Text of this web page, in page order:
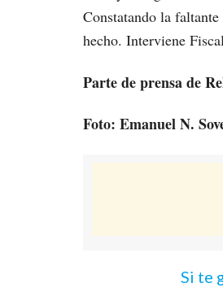
Constatando la
hecho. Interviene
Parte de prensa de
Foto: Emanuel N.
Si te